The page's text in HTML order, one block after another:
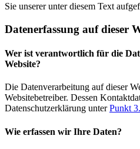
Sie unserer unter diesem Text
Datenerfassung auf dieser
Wer ist verantwortlich für die
Website?
Die Datenverarbeitung auf dieser
Websitebetreiber. Dessen
Datenschutzerklärung unterPunkt
Wie erfassen wir Ihre Daten?